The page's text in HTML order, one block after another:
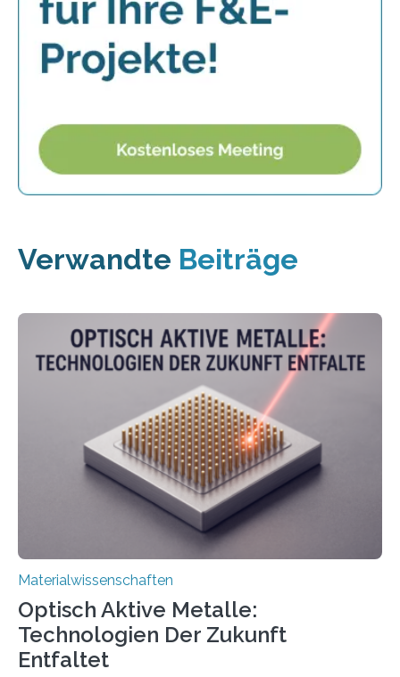
Verwandte Beiträge
Materialwissenschaften
Optisch Aktive Metalle:
Technologien Der Zukunft
Entfaltet